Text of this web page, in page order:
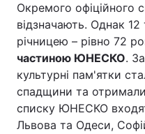
Окремого офіційного
відзначають. Однак
річницею – рівно 72
частиною ЮНЕСКО.
культурні пам'ятки
спадщини та
списку ЮНЕСКО
Львова та Одеси,